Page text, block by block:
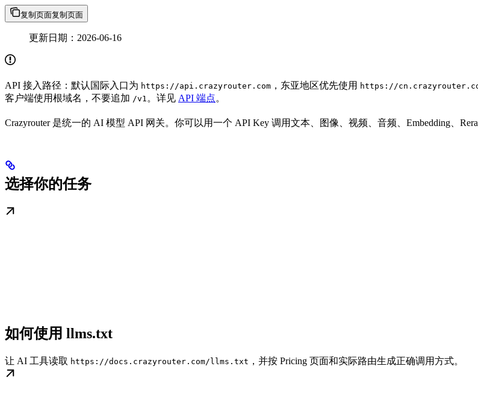
复制页面复制页面
更新日期：2026-06-16
API 接入路径：默认国际入口为 https://api.crazyrouter.com ，东亚地区优先使用 https://
客户端使用根域名，不要追加 /v1 。详见 API 端点。
Crazyrouter 是统一的 AI 模型 API 网关。你可以用一个 API Key 调用文本、图像、视频、音频、Embedding、
选择你的任务
如何使用 llms.txt
让 AI 工具读取 https://docs.crazyrouter.com/llms.txt ，并按 Pricing 页面和实际路由生成正确调用方式。